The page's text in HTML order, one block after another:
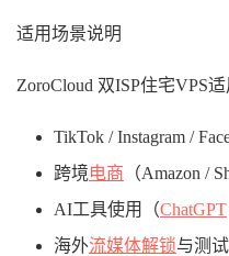
适用场景说明
ZoroCloud 双ISP住宅VPS
TikTok / Instagram /
跨境电商 （Amazon /
AI工具使用（ChatGPT
海外流媒体解锁与测试